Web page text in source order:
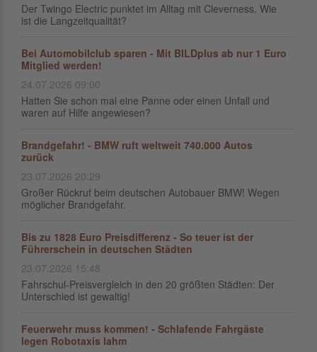
Der Twingo Electric punktet im Alltag mit Cleverness. Wie
ist die Langzeitqualität?
Bei Automobilclub sparen - Mit BILDplus ab nur 1 Euro
Mitglied werden!
24.07.2026 09:00
Hatten Sie schon mal eine Panne oder einen Unfall und
waren auf Hilfe angewiesen?
Brandgefahr! - BMW ruft weltweit 740.000 Autos
zurück
23.07.2026 20:29
Großer Rückruf beim deutschen Autobauer BMW! Wegen
möglicher Brandgefahr.
Bis zu 1828 Euro Preisdifferenz - So teuer ist der
Führerschein in deutschen Städten
23.07.2026 15:48
Fahrschul-Preisvergleich in den 20 größten Städten: Der
Unterschied ist gewaltig!
Feuerwehr muss kommen! - Schlafende Fahrgäste
legen Robotaxis lahm